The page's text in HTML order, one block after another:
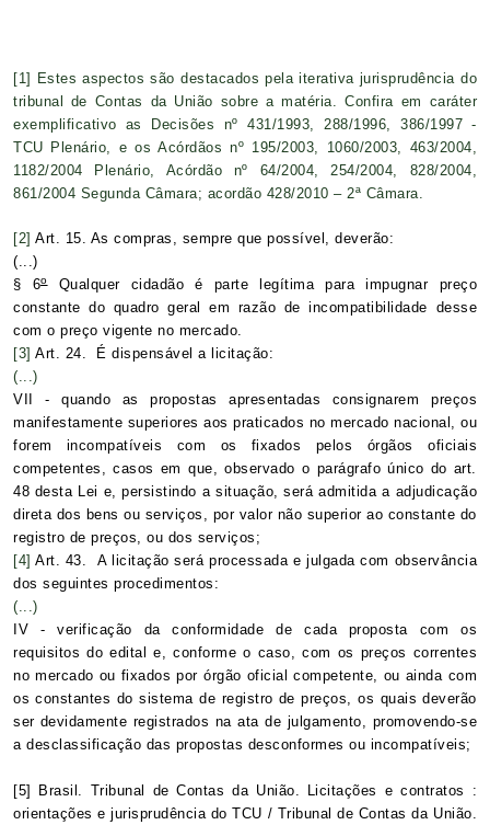
[1]
Estes aspectos são destacados pela iterativa jurisprudência do
tribunal de Contas da União sobre a matéria. Confira em caráter
exemplificativo as Decisões nº 431/1993, 288/1996, 386/1997 -
TCU Plenário, e os Acórdãos nº 195/2003, 1060/2003, 463/2004,
1182/2004 Plenário, Acórdão nº 64/2004, 254/2004, 828/2004,
861/2004 Segunda Câmara; acordão 428/2010 – 2ª Câmara.
[2] Art. 15. As compras, sempre que possível, deverão:
(...)
§ 6o
Qualquer cidadão é parte legítima para impugnar preço
constante do quadro geral em razão de incompatibilidade desse
com o preço vigente no mercado.
[3] Art. 24. É dispensável a licitação:
(...)
VII - quando as propostas apresentadas consignarem preços
manifestamente superiores aos praticados no mercado nacional, ou
forem incompatíveis com os fixados pelos órgãos oficiais
competentes, casos em que, observado o parágrafo único do art.
48 desta Lei e, persistindo a situação, será admitida a adjudicação
direta dos bens ou serviços, por valor não superior ao constante do
registro de preços, ou dos serviços;
[4] Art. 43. A licitação será processada e julgada com observância
dos seguintes procedimentos:
(...)
IV - verificação da conformidade de cada proposta com os
requisitos do edital e, conforme o caso, com os preços correntes
no mercado ou fixados por órgão oficial competente, ou ainda com
os constantes do sistema de registro de preços, os quais deverão
ser devidamente registrados na ata de julgamento, promovendo-se
a desclassificação das propostas desconformes ou incompatíveis;
[5]
Brasil. Tribunal de Contas da União. Licitações e contratos :
orientações e jurisprudência do TCU / Tribunal de Contas da União.